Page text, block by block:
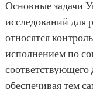
Основные задачи
исследований для
относятся
исполнением по
обеспечивая тем